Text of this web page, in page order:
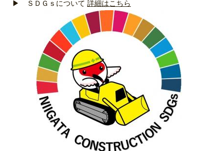
▶ ＳＤＧｓについて 詳細はこちら